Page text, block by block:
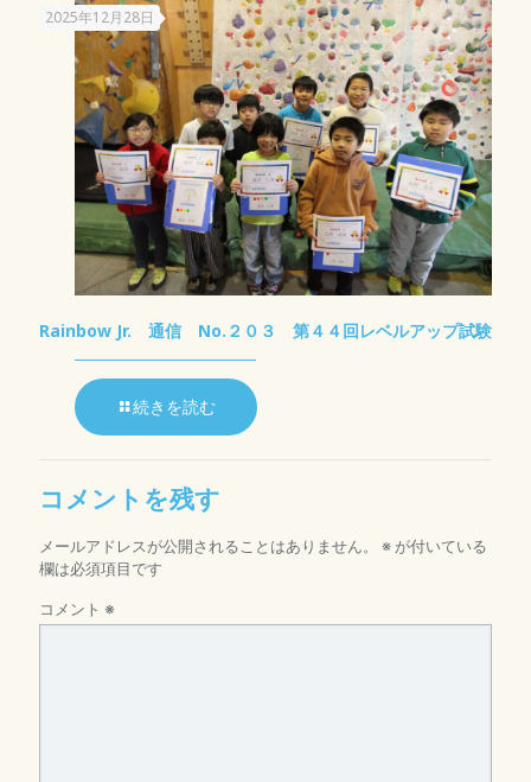
2025年12月28日
Rainbow Jr. 通信 No.２０３ 第４４回レベルアップ試験
続きを読む
コメントを残す
メールアドレスが公開されることはありません。 ※ が付いている
欄は必須項目です
コメント ※